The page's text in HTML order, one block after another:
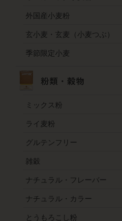
外国産小麦粉
玄小麦・玄麦（小麦つぶ）
季節限定小麦
ミックス粉
ライ麦粉
グルテンフリー
雑穀
ナチュラル・フレーバー
ナチュラル・カラー
とうもろこし粉